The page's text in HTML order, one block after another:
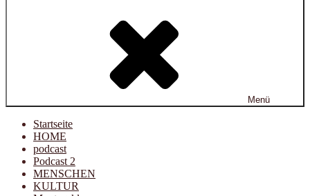
Menü
Startseite
HOME
podcast
Podcast 2
MENSCHEN
KULTUR